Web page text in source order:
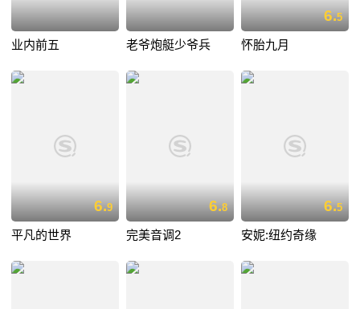
业内前五 老爷炮艇少爷兵
6.5
怀胎九月
6.9
平凡的世界
6.8
完美音调2
6.5
安妮:纽约奇缘